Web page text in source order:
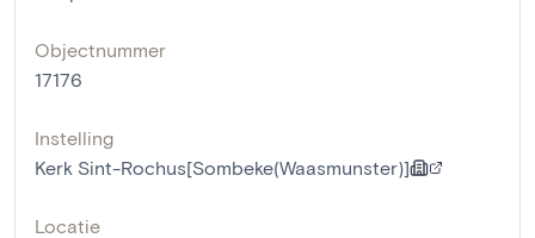
Objectnummer
17176
Instelling
Kerk Sint-Rochus[Sombeke(Waasmunster)]
Locatie